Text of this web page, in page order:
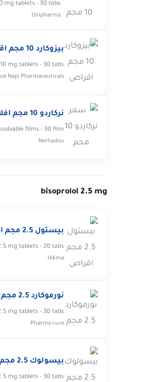
mg tablets - 30 tabs
Unipharma
بيزوكارد 10 مجم اقراص- 30 قرص
mg tablets - 30 tabs
Napi Pharmaceuticals
نركاردو 10 مجم افلام سريعة الذوبان - 30 فيلم
films - 30 film
Nerhadou
bisoprolol 2.5 mg
بيستول 2.5 مجم اقراص- 20 قرص
mg tablets - 20 tabs
Hikma
نورموكارد 2.5 مجم اقراص - 30 قرص
mg tablets - 30 tabs
Pharma cure
بيسولوك 2.5 مجم اقراص- 30 قرص
mg tablets - 30 tabs